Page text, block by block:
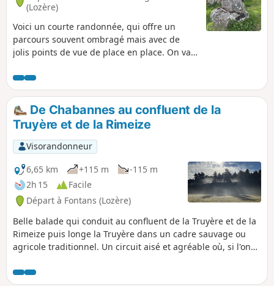
(Lozère)
Voici un courte randonnée, qui offre un
parcours souvent ombragé mais avec de
jolis points de vue de place en place. On va
celui de Chazeirolles et le retour se fait par
une boucle.
De Chabannes au confluent de la
Truyère et de la Rimeize
Visorandonneur
6,65 km
+115 m
-115 m
2h 15
Facile
Départ à Fontans (Lozère)
Belle balade qui conduit au confluent de la Truyère et de la
Rimeize puis longe la Truyère dans un cadre sauvage ou
agricole traditionnel. Un circuit aisé et agréable où, si l'on